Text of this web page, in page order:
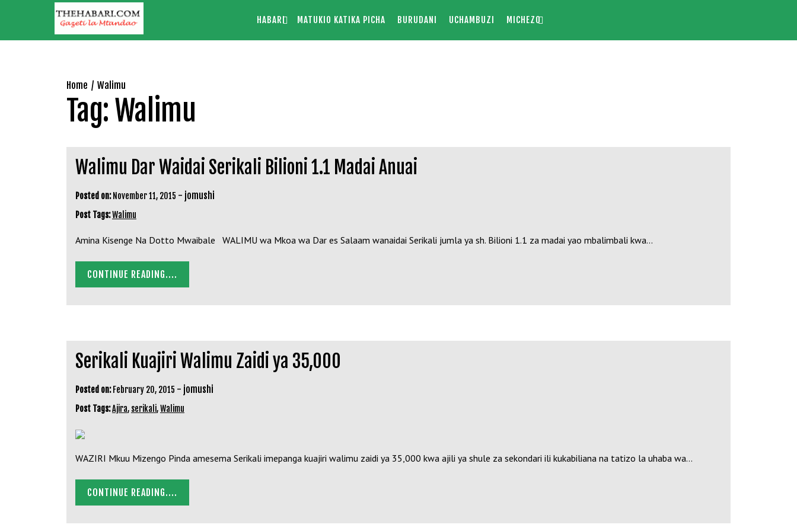
HABARI MATUKIO KATIKA PICHA BURUDANI UCHAMBUZI MICHEZO
Home Walimu
Tag: Walimu
Walimu Dar Waidai Serikali Bilioni 1.1 Madai Anuai
Posted on: November 11, 2015 - jomushi
Post Tags:Walimu
Amina Kisenge Na Dotto Mwaibale WALIMU wa Mkoa wa Dar es Salaam wanaidai Serikali jumla ya sh. Bilioni 1.1 za madai yao mbalimbali kwa…
CONTINUE READING....
Serikali Kuajiri Walimu Zaidi ya 35,000
Posted on: February 20, 2015 - jomushi
Post Tags:Ajira, serikali,Walimu
WAZIRI Mkuu Mizengo Pinda amesema Serikali imepanga kuajiri walimu zaidi ya 35,000 kwa ajili ya shule za sekondari ili kukabiliana na tatizo la uhaba wa…
CONTINUE READING....